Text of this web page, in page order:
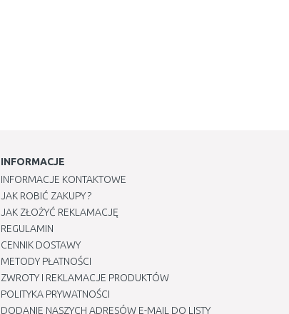
INFORMACJE
INFORMACJE KONTAKTOWE
JAK ROBIĆ ZAKUPY ?
JAK ZŁOŻYĆ REKLAMACJĘ
REGULAMIN
CENNIK DOSTAWY
METODY PŁATNOŚCI
ZWROTY I REKLAMACJE PRODUKTÓW
POLITYKA PRYWATNOŚCI
DODANIE NASZYCH ADRESÓW E-MAIL DO LISTY